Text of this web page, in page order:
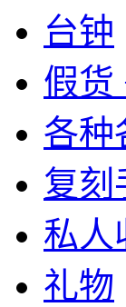
台钟
假货
各种
复刻
私人
礼物